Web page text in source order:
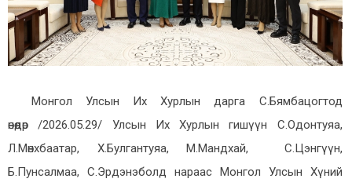
Монгол Улсын Их Хурлын дарга С.Бямбацогтод
өнөөдөр /2026.05.29/ Улсын Их Хурлын гишүүн С.Одонтуяа,
Л.Мөнхбаатар, Х.Булгантуяа, М.Мандхай, С.Цэнгүүн,
Б.Пунсалмаа, С.Эрдэнэболд нараас Монгол Улсын Хүний